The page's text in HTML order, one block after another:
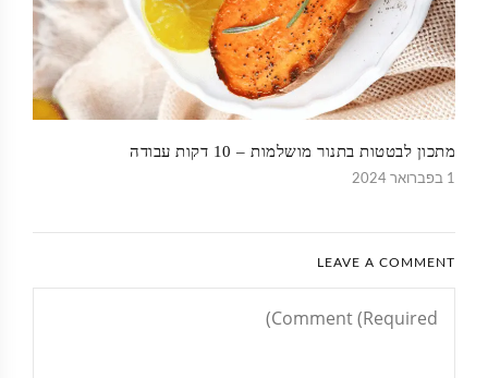
מתכון לבטטות בתנור מושלמות – 10 דקות עבודה
1 בפברואר 2024
LEAVE A COMMENT